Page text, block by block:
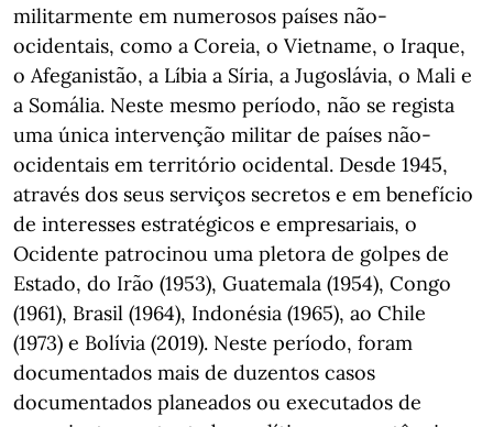
militarmente em numerosos países não-
ocidentais, como a Coreia, o Vietname, o Iraque,
o Afeganistão, a Líbia a Síria, a Jugoslávia, o Mali e
a Somália. Neste mesmo período, não se regista
uma única intervenção militar de países não-
ocidentais em território ocidental. Desde 1945,
através dos seus serviços secretos e em benefício
de interesses estratégicos e empresariais, o
Ocidente patrocinou uma pletora de golpes de
Estado, do Irão (1953), Guatemala (1954), Congo
(1961), Brasil (1964), Indonésia (1965), ao Chile
(1973) e Bolívia (2019). Neste período, foram
documentados mais de duzentos casos
documentados planeados ou executados de